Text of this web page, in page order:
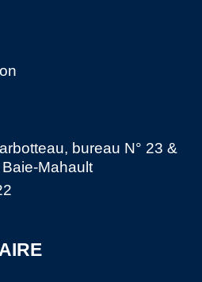
bureau N° 23 &
Mahault